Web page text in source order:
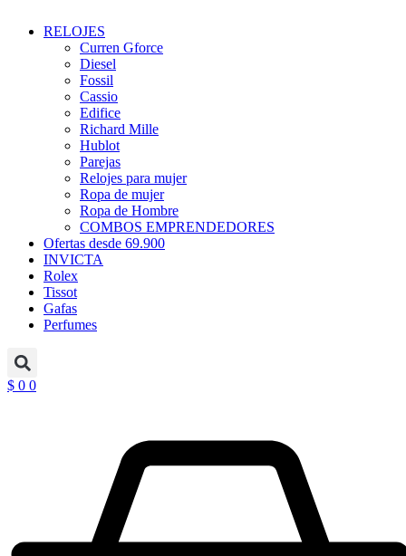
RELOJES
Curren Gforce
Diesel
Fossil
Cassio
Edifice
Richard Mille
Hublot
Parejas
Relojes para mujer
Ropa de mujer
Ropa de Hombre
COMBOS EMPRENDEDORES
Ofertas desde 69.900
INVICTA
Rolex
Tissot
Gafas
Perfumes
$ 0 0